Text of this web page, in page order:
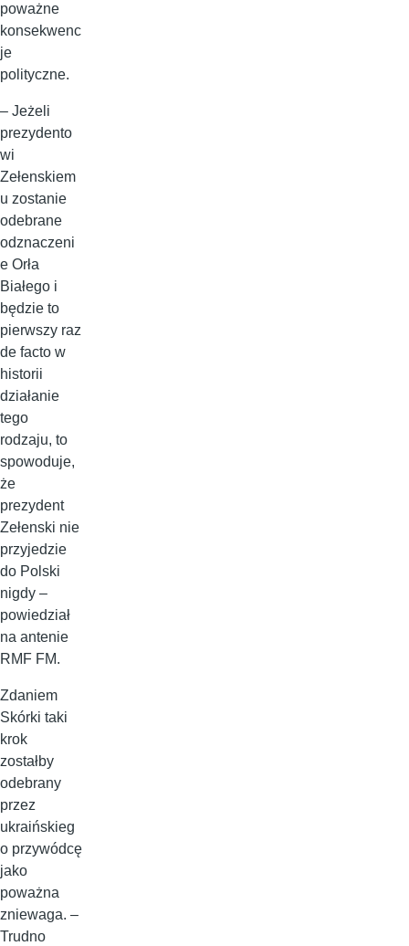
poważne
konsekwenc
je
polityczne.
– Jeżeli
prezydento
wi
Zełenskiem
u zostanie
odebrane
odznaczeni
e Orła
Białego i
będzie to
pierwszy raz
de facto w
historii
działanie
tego
rodzaju, to
spowoduje,
że
prezydent
Zełenski nie
przyjedzie
do Polski
nigdy –
powiedział
na antenie
RMF FM.
Zdaniem
Skórki taki
krok
zostałby
odebrany
przez
ukraińskieg
o przywódcę
jako
poważna
zniewaga. –
Trudno